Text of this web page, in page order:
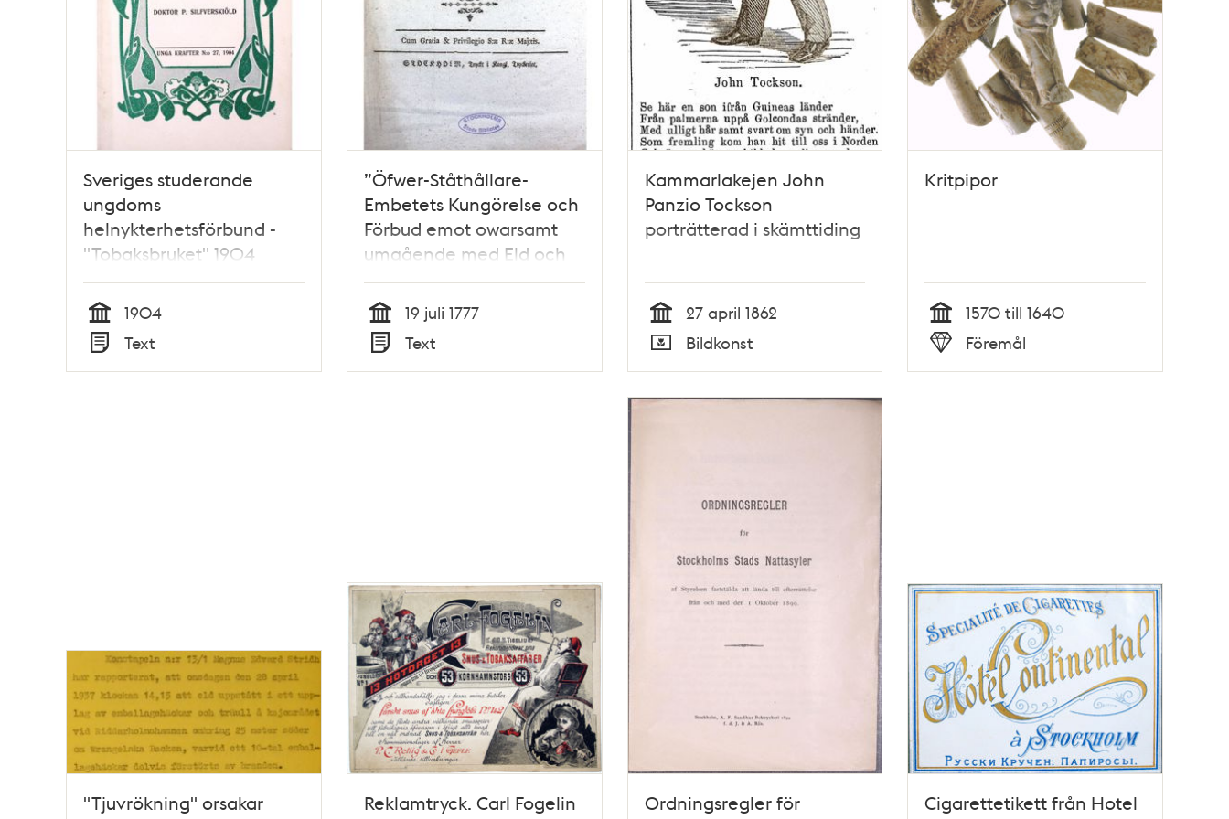
Sveriges studerande
ungdoms
helnykterhetsförbund -
"Tobaksbruket" 1904
Tid
1904
Typ
Text
”Öfwer-Ståthållare-
Embetets Kungörelse och
Förbud emot owarsamt
umgående med Eld och
Tobaks rökande på wissa
ställen här i Staden" 1777
Tid
19 juli 1777
Typ
Text
Kammarlakejen John
Panzio Tockson
porträtterad i skämttiding
Tid
27 april 1862
Typ
Bildkonst
Kritpipor
Tid
1570 till 1640
Typ
Föremål
"Tjuvrökning" orsakar
Reklamtryck. Carl Fogelin
Ordningsregler för
Cigarettetikett från Hotel